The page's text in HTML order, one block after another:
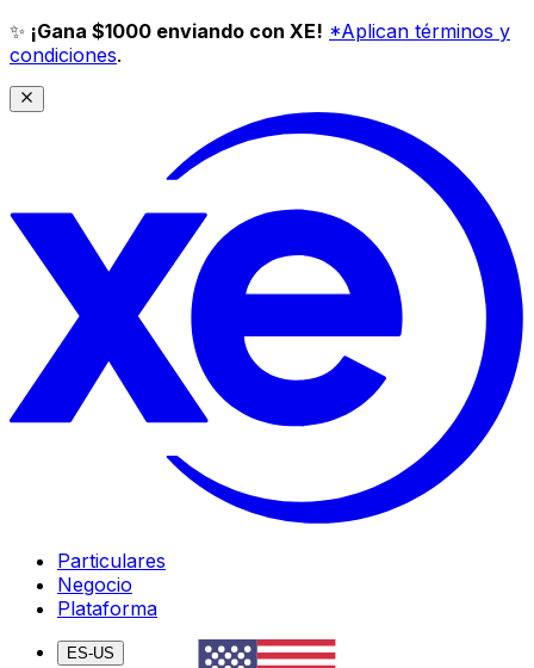
✨ ¡Gana $1000 enviando con XE! *Aplican términos y
condiciones.
Particulares
Negocio
Plataforma
ES-US